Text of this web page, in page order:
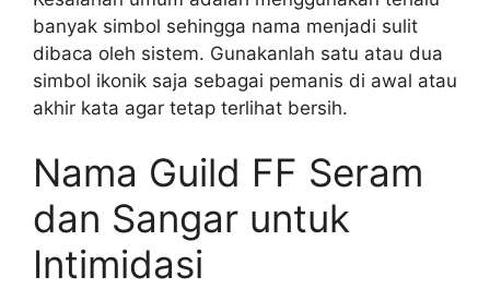
banyak simbol sehingga nama menjadi sulit
dibaca oleh sistem. Gunakanlah satu atau dua
simbol ikonik saja sebagai pemanis di awal atau
akhir kata agar tetap terlihat bersih.
Nama Guild FF Seram
dan Sangar untuk
Intimidasi